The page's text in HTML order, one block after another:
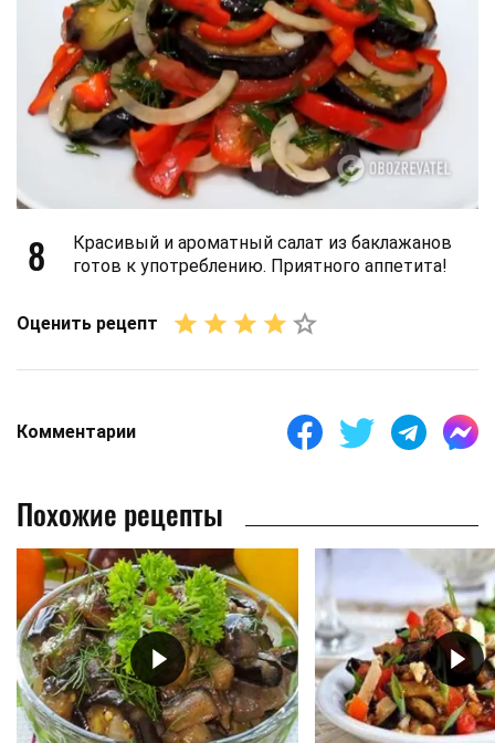
8
Красивый и ароматный салат из баклажанов
готов к употреблению. Приятного аппетита!
Оценить рецепт
Комментарии
Похожие рецепты